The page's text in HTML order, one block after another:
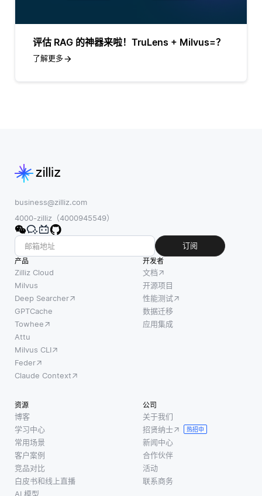
评估 RAG 的神器来啦！TruLens + Milvus=？
了解更多
business@zilliz.com
4000-zilliz（4000945549）
订阅
产品
Zilliz Cloud
Milvus
Deep Searcher
GPTCache
Towhee
Attu
Milvus CLI
Feder
Claude Context
开发者
文档
开源项目
性能测试
数据迁移
应用集成
资源
博客
学习中心
常用场景
客户案例
竞品对比
白皮书和线上直播
AI 模型
公司
关于我们
招贤纳士
热招中
新闻中心
合作伙伴
活动
联系商务